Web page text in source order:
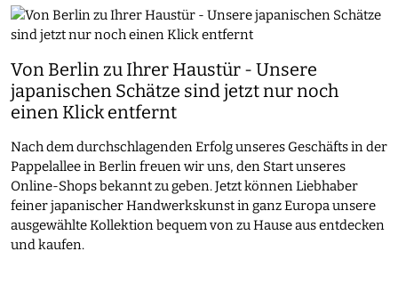
Von Berlin zu Ihrer Haustür - Unsere
japanischen Schätze sind jetzt nur noch
einen Klick entfernt
Nach dem durchschlagenden Erfolg unseres Geschäfts in der
Pappelallee in Berlin freuen wir uns, den Start unseres
Online-Shops bekannt zu geben. Jetzt können Liebhaber
feiner japanischer Handwerkskunst in ganz Europa unsere
ausgewählte Kollektion bequem von zu Hause aus entdecken
und kaufen.